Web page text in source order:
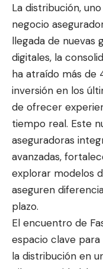
La distribución,
negocio
llegada de nuevas
digitales, la
ha atraído más de
inversión en los
de ofrecer
tiempo real. Este
aseguradoras
avanzadas,
explorar modelos
aseguren
plazo.
El encuentro de
espacio clave
la distribución en